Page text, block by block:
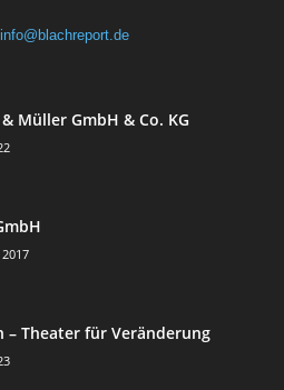
info@blachreport.de
Müller GmbH & Co. KG
– Theater für Veränderung